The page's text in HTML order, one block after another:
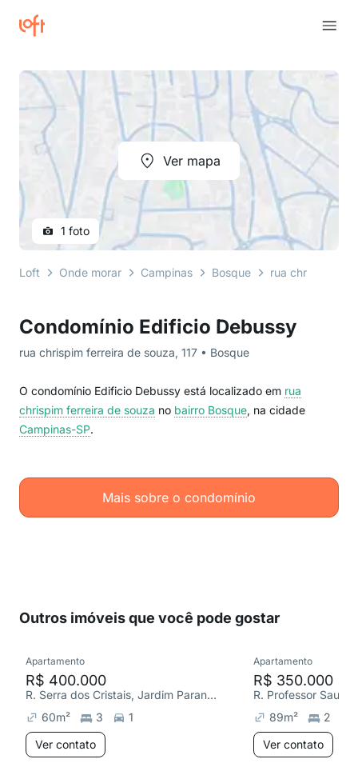
Condomínio Edificio Debussy
rua chrispim ferreira de souza, 117 • Bosque
O condomínio Edificio Debussy está localizado em rua
chrispim ferreira de souza no bairro Bosque, na cidade
Campinas-SP.
Mais sobre o condomínio
Ver mapa
1 foto
Loft Onde morar Campinas Bosque rua chrispim
Outros imóveis que você pode gostar
Apartamento
R$ 400.000
R. Serra dos Cristais, Jardim Paranapanema
60m² 3
1
Ver contato
Apartamento
R$ 350.000
89m² 2
Ver contato